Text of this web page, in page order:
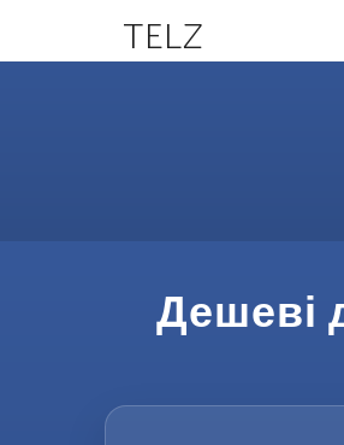
TELZ
Дешеві